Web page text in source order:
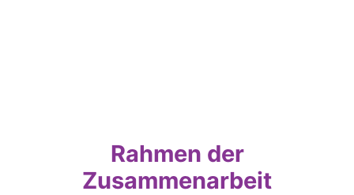
Rahmen der
Zusammenarbeit